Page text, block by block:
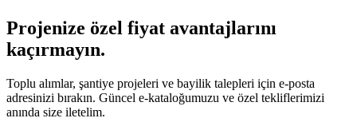
Projenize özel fiyat avantajlarını
kaçırmayın.
Toplu alımlar, şantiye projeleri ve bayilik talepleri için e-posta
adresinizi bırakın. Güncel e-kataloğumuzu ve özel tekliflerimizi
anında size iletelim.